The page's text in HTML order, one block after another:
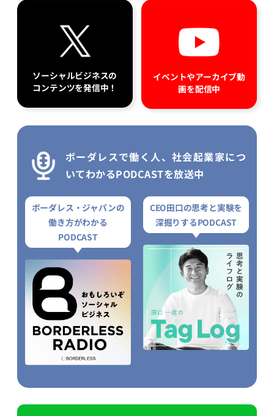
ソーシャルビジネスの
コンテンツを発信中！
イベントやアーカイブ動
画を配信中
ボーダレスで働く人、社会起業家につ
いてわかるPODCASTを放送中
ボーダレス・ジャパンの
働き方がわかる
PODCAST
CEO田口の思考と実験を
深掘りするPODCAST